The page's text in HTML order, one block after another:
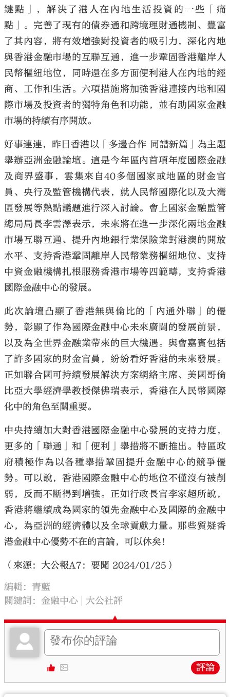
鍵點」，解決了港人在內地生活投資的一些「痛
點」。完善了現有的債券通和跨境理財通機制、豐富
了其內容，將有效增強對投資者的吸引力，深化內地
與香港金融市場的互聯互通，進一步鞏固香港離岸人
民幣樞紐地位，同時還在多方面便利港人在內地的經
商、工作和生活。六項措施將加強香港連接內地和國
際市場及投資者的獨特角色和功能，並有助國家金融
市場的持續有序開放。
好事連連，昨日香港以「多邊合作 同譜新篇」為主題
舉辦亞洲金融論壇。這是今年區內首項年度國際金融
及商界盛事，雲集來自40多個國家或地區的財金官
員、央行及監管機構代表，就人民幣國際化以及大灣
區發展等熱點議題進行深入討論。會上國家金融監管
總局局長李雲澤表示，未來將在進一步深化兩地金融
市場互聯互通、提升內地銀行業保險業對港澳的開放
水平、支持香港鞏固離岸人民幣業務樞紐地位、支持
中資金融機構扎根服務香港市場等四範疇，支持香港
國際金融中心的發展。
此次論壇凸顯了香港無與倫比的「內通外聯」的優
勢，彰顯了作為國際金融中心未來廣闊的發展前景，
以及為全世界金融業帶來的巨大機遇。與會嘉賓包括
了許多國家的財金官員，紛紛看好香港的未來發展。
正如聯合國可持續發展解決方案網絡主席、美國哥倫
比亞大學經濟學教授傑佛瑞表示，香港在人民幣國際
化中的角色至關重要。
中央持續加大對香港國際金融中心發展的支持力度，
更多的「聯通」和「便利」舉措將不斷推出。特區政
府積極作為以各種舉措鞏固提升金融中心的競爭優
勢。可以說，香港國際金融中心的地位不僅沒有被削
弱，反而不斷得到增強。正如行政長官李家超所說，
香港將繼續成為國家的領先金融中心及國際的金融中
心，為亞洲的經濟體以及全球貢獻力量。那些質疑香
港金融中心優勢不在的言論，可以休矣！
（來源：大公報A7：要聞 2024/01/25）
編輯：青藍
關鍵詞：金融中心 大公社評
評論